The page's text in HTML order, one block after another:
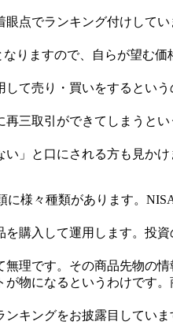
点でランキング付けして
りますので、自らが望む
て売り・買いをするとい
三取引ができてしまうと
」と口にされる方も見
様々種類があります。
購入して運用します。投
理です。その商品先物の
物になるというわけです
キングをお披露目してい